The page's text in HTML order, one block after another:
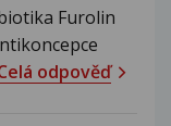
Furolin
odpověď